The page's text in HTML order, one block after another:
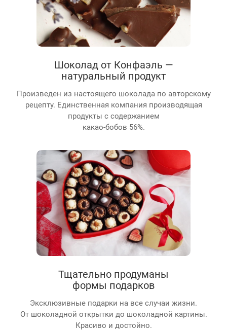
Шоколад от Конфаэль —
натуральный продукт
Произведен из настоящего шоколада по авторскому
рецепту. Единственная компания производящая
продукты с содержанием
какао-бобов 56%.
Тщательно продуманы
формы подарков
Эксклюзивные подарки на все случаи жизни.
От шоколадной открытки до шоколадной картины.
Красиво и достойно.